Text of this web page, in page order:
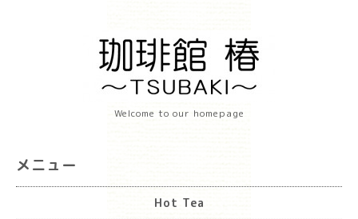
Welcome to our homepage
メニュー
Hot Tea